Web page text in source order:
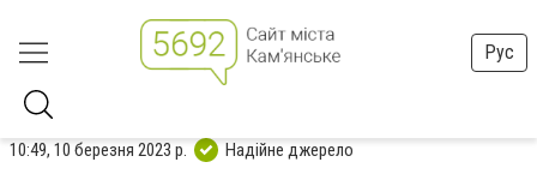
Рус
10:49, 10 березня 2023 р. Надійне джерело